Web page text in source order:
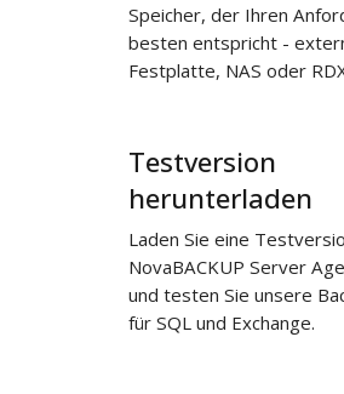
Speicher, der Ihren
besten entspricht -
Festplatte, NAS oder
Testversion
herunterladen
Laden Sie eine
NovaBACKUP Server
und testen Sie unsere
für SQL und Exchange.
Testversion
herunterladen